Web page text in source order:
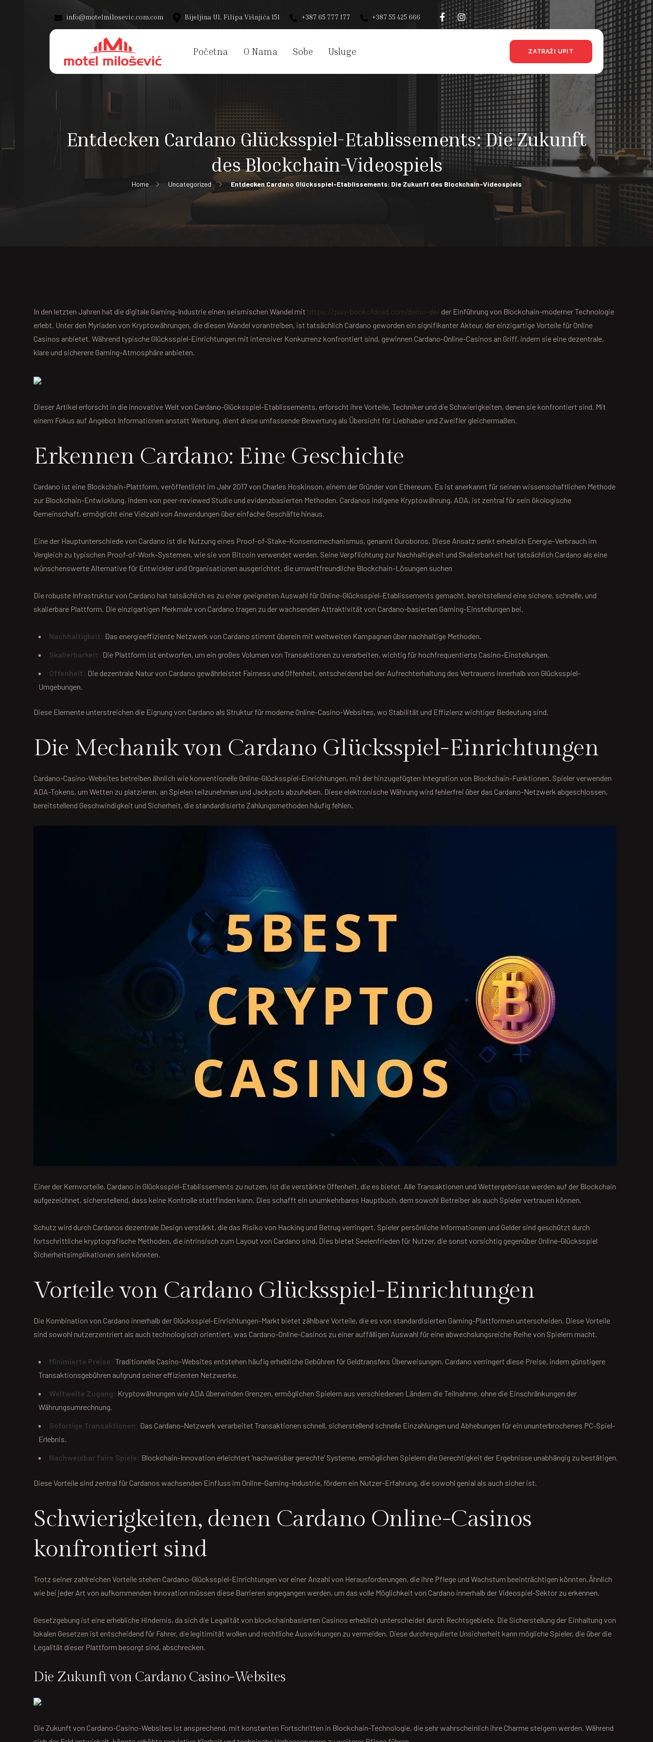
info@motelmilosevic.com.com Bijeljina Ul. Filipa Višnjića 151 +387 65 777 177 +387 55 425 666
Početna O Nama Sobe Usluge ZATRAŽI UPIT
Entdecken Cardano Glücksspiel-Etablissements: Die Zukunft
des Blockchain-Videospiels
Home Uncategorized Entdecken Cardano Glücksspiel-Etablissements: Die Zukunft des Blockchain-Videospiels
In den letzten Jahren hat die digitale Gaming-Industrie einen seismischen Wandel mit https://play-bookofdead.com/demo-de/ der Einführung von Blockchain-moderner Technologie
erlebt. Unter den Myriaden von Kryptowährungen, die diesen Wandel vorantreiben, ist tatsächlich Cardano geworden ein signifikanter Akteur, der einzigartige Vorteile für Online
Casinos anbietet. Während typische Glücksspiel-Einrichtungen mit intensiver Konkurrenz konfrontiert sind, gewinnen Cardano-Online-Casinos an Griff, indem sie eine dezentrale,
klare und sicherere Gaming-Atmosphäre anbieten.
Dieser Artikel erforscht in die innovative Welt von Cardano-Glücksspiel-Etablissements, erforscht ihre Vorteile, Techniker und die Schwierigkeiten, denen sie konfrontiert sind. Mit
einem Fokus auf Angebot Informationen anstatt Werbung, dient diese umfassende Bewertung als Übersicht für Liebhaber und Zweifler gleichermaßen.
Erkennen Cardano: Eine Geschichte
Cardano ist eine Blockchain-Plattform, veröffentlicht im Jahr 2017 von Charles Hoskinson, einem der Gründer von Ethereum. Es ist anerkannt für seinen wissenschaftlichen Methode
zur Blockchain-Entwicklung, indem von peer-reviewed Studie und evidenzbasierten Methoden. Cardanos indigene Kryptowährung, ADA, ist zentral für sein ökologische
Gemeinschaft, ermöglicht eine Vielzahl von Anwendungen über einfache Geschäfte hinaus.
Eine der Hauptunterschiede von Cardano ist die Nutzung eines Proof-of-Stake-Konsensmechanismus, genannt Ouroboros. Diese Ansatz senkt erheblich Energie-Verbrauch im
Vergleich zu typischen Proof-of-Work-Systemen, wie sie von Bitcoin verwendet werden. Seine Verpflichtung zur Nachhaltigkeit und Skalierbarkeit hat tatsächlich Cardano als eine
wünschenswerte Alternative für Entwickler und Organisationen ausgerichtet, die umweltfreundliche Blockchain-Lösungen suchen
Die robuste Infrastruktur von Cardano hat tatsächlich es zu einer geeigneten Auswahl für Online-Glücksspiel-Etablissements gemacht, bereitstellend eine sichere, schnelle, und
skalierbare Plattform. Die einzigartigen Merkmale von Cardano tragen zu der wachsenden Attraktivität von Cardano-basierten Gaming-Einstellungen bei.
Nachhaltigkeit: Das energieeffiziente Netzwerk von Cardano stimmt überein mit weltweiten Kampagnen über nachhaltige Methoden.
Skalierbarkeit: Die Plattform ist entworfen, um ein großes Volumen von Transaktionen zu verarbeiten, wichtig für hochfrequentierte Casino-Einstellungen.
Offenheit: Die dezentrale Natur von Cardano gewährleistet Fairness und Offenheit, entscheidend bei der Aufrechterhaltung des Vertrauens innerhalb von Glücksspiel-
Umgebungen.
Diese Elemente unterstreichen die Eignung von Cardano als Struktur für moderne Online-Casino-Websites, wo Stabilität und Effizienz wichtiger Bedeutung sind.
Die Mechanik von Cardano Glücksspiel-Einrichtungen
Cardano-Casino-Websites betreiben ähnlich wie konventionelle Online-Glücksspiel-Einrichtungen, mit der hinzugefügten Integration von Blockchain-Funktionen. Spieler verwenden
ADA-Tokens, um Wetten zu platzieren, an Spielen teilzunehmen und Jackpots abzuheben. Diese elektronische Währung wird fehlerfrei über das Cardano-Netzwerk abgeschlossen,
bereitstellend Geschwindigkeit und Sicherheit, die standardisierte Zahlungsmethoden häufig fehlen.
Einer der Kernvorteile, Cardano in Glücksspiel-Etablissements zu nutzen, ist die verstärkte Offenheit, die es bietet. Alle Transaktionen und Wettergebnisse werden auf der Blockchain
aufgezeichnet, sicherstellend, dass keine Kontrolle stattfinden kann. Dies schafft ein unumkehrbares Hauptbuch, dem sowohl Betreiber als auch Spieler vertrauen können.
Schutz wird durch Cardanos dezentrale Design verstärkt, die das Risiko von Hacking und Betrug verringert. Spieler persönliche Informationen und Gelder sind geschützt durch
fortschrittliche kryptografische Methoden, die intrinsisch zum Layout von Cardano sind. Dies bietet Seelenfrieden für Nutzer, die sonst vorsichtig gegenüber Online-Glücksspiel
Sicherheitsimplikationen sein könnten.
Vorteile von Cardano Glücksspiel-Einrichtungen
Die Kombination von Cardano innerhalb der Glücksspiel-Einrichtungen-Markt bietet zählbare Vorteile, die es von standardisierten Gaming-Plattformen unterscheiden. Diese Vorteile
sind sowohl nutzerzentriert als auch technologisch orientiert, was Cardano-Online-Casinos zu einer auffälligen Auswahl für eine abwechslungsreiche Reihe von Spielern macht.
Minimierte Preise: Traditionelle Casino-Websites entstehen häufig erhebliche Gebühren für Geldtransfers Überweisungen. Cardano verringert diese Preise, indem günstigere
Transaktionsgebühren aufgrund seiner effizienten Netzwerke.
Weltweite Zugang: Kryptowährungen wie ADA überwinden Grenzen, ermöglichen Spielern aus verschiedenen Ländern die Teilnahme, ohne die Einschränkungen der
Währungsumrechnung.
Sofortige Transaktionen: Das Cardano-Netzwerk verarbeitet Transaktionen schnell, sicherstellend schnelle Einzahlungen und Abhebungen für ein ununterbrochenes PC-Spiel-
Erlebnis.
Nachweisbar faire Spiele: Blockchain-Innovation erleichtert ‘nachweisbar gerechte’ Systeme, ermöglichen Spielern die Gerechtigkeit der Ergebnisse unabhängig zu bestätigen.
Diese Vorteile sind zentral für Cardanos wachsenden Einfluss im Online-Gaming-Industrie, fördern ein Nutzer-Erfahrung, die sowohl genial als auch sicher ist.
Schwierigkeiten, denen Cardano Online-Casinos
konfrontiert sind
Trotz seiner zahlreichen Vorteile stehen Cardano-Glücksspiel-Einrichtungen vor einer Anzahl von Herausforderungen, die ihre Pflege und Wachstum beeinträchtigen könnten.Ähnlich
wie bei jeder Art von aufkommenden Innovation müssen diese Barrieren angegangen werden, um das volle Möglichkeit von Cardano innerhalb der Videospiel-Sektor zu erkennen.
Gesetzgebung ist eine erhebliche Hindernis, da sich die Legalität von blockchainbasierten Casinos erheblich unterscheidet durch Rechtsgebiete. Die Sicherstellung der Einhaltung von
lokalen Gesetzen ist entscheidend für Fahrer, die legitimität wollen und rechtliche Auswirkungen zu vermeiden. Diese durchregulierte Unsicherheit kann mögliche Spieler, die über die
Legalität dieser Plattform besorgt sind, abschrecken.
Die Zukunft von Cardano Casino-Websites
Die Zukunft von Cardano-Casino-Websites ist ansprechend, mit konstanten Fortschritten in Blockchain-Technologie, die sehr wahrscheinlich ihre Charme steigern werden. Während